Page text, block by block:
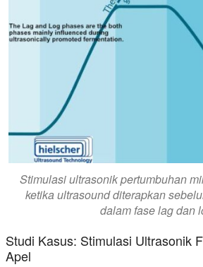
Stimulasi ultrasonik pertumbuhan
ketika ultrasound diterapkan
dalam fase lag dan
Studi Kasus: Stimulasi Ultrasonik
Apel